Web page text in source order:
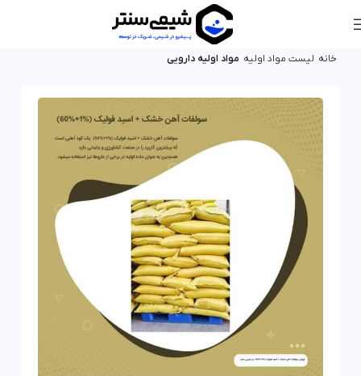
خانه لیست مواد اولیه مواد اولیه دارویی